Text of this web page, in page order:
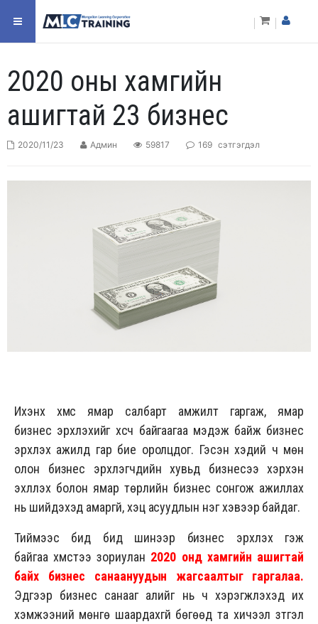
2020 оны хамгийн
ашигтай 23 бизнес
2020/11/23 Админ 59817 169 сэтгэгдэл
Ихэнх хүмүүс ямар салбарт амжилт гаргаж, ямар
бизнес эрхлэхийг хүсч байгаагаа мэдэж байж бизнес
эрхлэх ажилд гар бие оролцдог. Гэсэн хэдий ч мөн
олон бизнес эрхлэгчдийн хувьд бизнесээ хэрхэн
эхлүүлэх болон ямар төрлийн бизнес сонгож ажиллах
нь шийдэхэд амаргүй, хэцүү асуудлын нэг хэвээр байдаг.
Тиймээс бид бид шинээр бизнес эрхлэх гэж
байгаа хүмүүстээ зориулан 2020 онд хамгийн ашигтай
байх бизнес санаануудын жагсаалтыг гаргалаа.
Эдгээр бизнес санааг алийг нь ч хэрэгжүүлэхэд их
хэмжээний мөнгө шаардахгүй бөгөөд та хичээл зүтгэл